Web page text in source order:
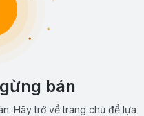
bán
Hãy trở về trang chủ để lựa